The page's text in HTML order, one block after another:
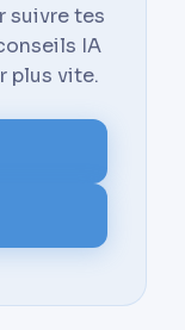
suivre tes
IA
plus vite.